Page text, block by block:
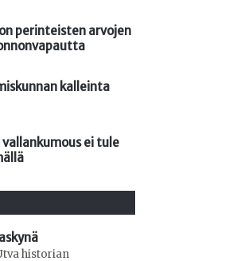
perinteisten arvojen
kalleinta
ei tule
historian